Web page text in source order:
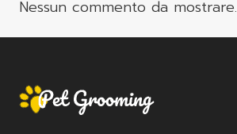
Nessun commento da mostrare.